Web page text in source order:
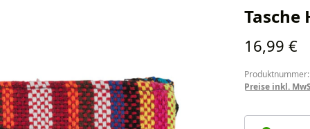
Tasche
Regulärer
16,99 €
Preise inkl.